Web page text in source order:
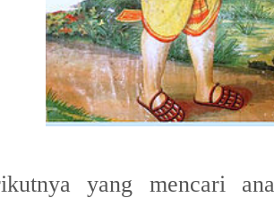
yang mencari